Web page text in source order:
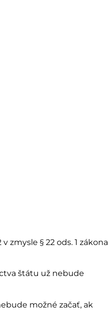
zmysle § 22 ods. 1 zákona
štátu už nebude
možné začať, ak